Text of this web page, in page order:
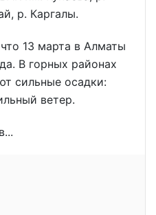
р. Каргалы.
13 марта в Алматы
В горных районах
сильные осадки:
ветер.